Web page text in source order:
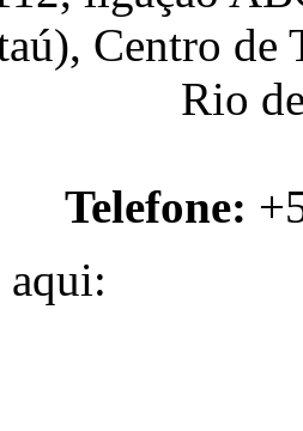
Centro de
Rio
Telefone:
aqui: